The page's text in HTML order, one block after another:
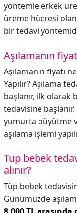
yöntemle erkek
üreme hücresi
bir tedavi
Aşılamanın
Aşılamanın fiyatı
Yapılır? Aşılama
başlanır, ilk olarak
tedavisine
yumurta büyütme
aşılama işlemi
Tüp bebek
alınır?
Tüp bebek
Günümüzde